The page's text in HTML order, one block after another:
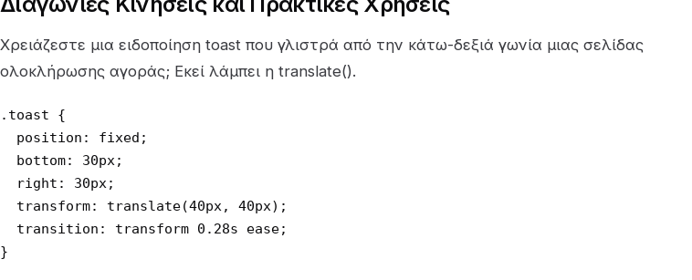
Χρειάζεστε μια ειδοποίηση toast που γλιστρά από την κάτω-δεξιά γωνία μιας σελίδας
ολοκλήρωσης αγοράς; Εκεί λάμπει η translate().
.toast {
  position: fixed;
  bottom: 30px;
  right: 30px;
  transform: translate(40px, 40px);
  transition: transform 0.28s ease;
}